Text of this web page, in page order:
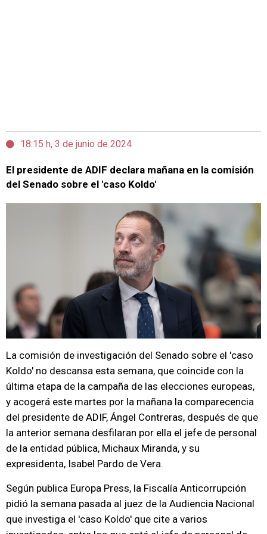
18:15 h, 3 de junio de 2024
El presidente de ADIF declara mañana en la comisión
del Senado sobre el 'caso Koldo'
La comisión de investigación del Senado sobre el 'caso
Koldo' no descansa esta semana, que coincide con la
última etapa de la campaña de las elecciones europeas,
y acogerá este martes por la mañana la comparecencia
del presidente de ADIF, Ángel Contreras, después de que
la anterior semana desfilaran por ella el jefe de personal
de la entidad pública, Michaux Miranda, y su
expresidenta, Isabel Pardo de Vera.
Según publica Europa Press, la Fiscalía Anticorrupción
pidió la semana pasada al juez de la Audiencia Nacional
que investiga el 'caso Koldo' que cite a varios